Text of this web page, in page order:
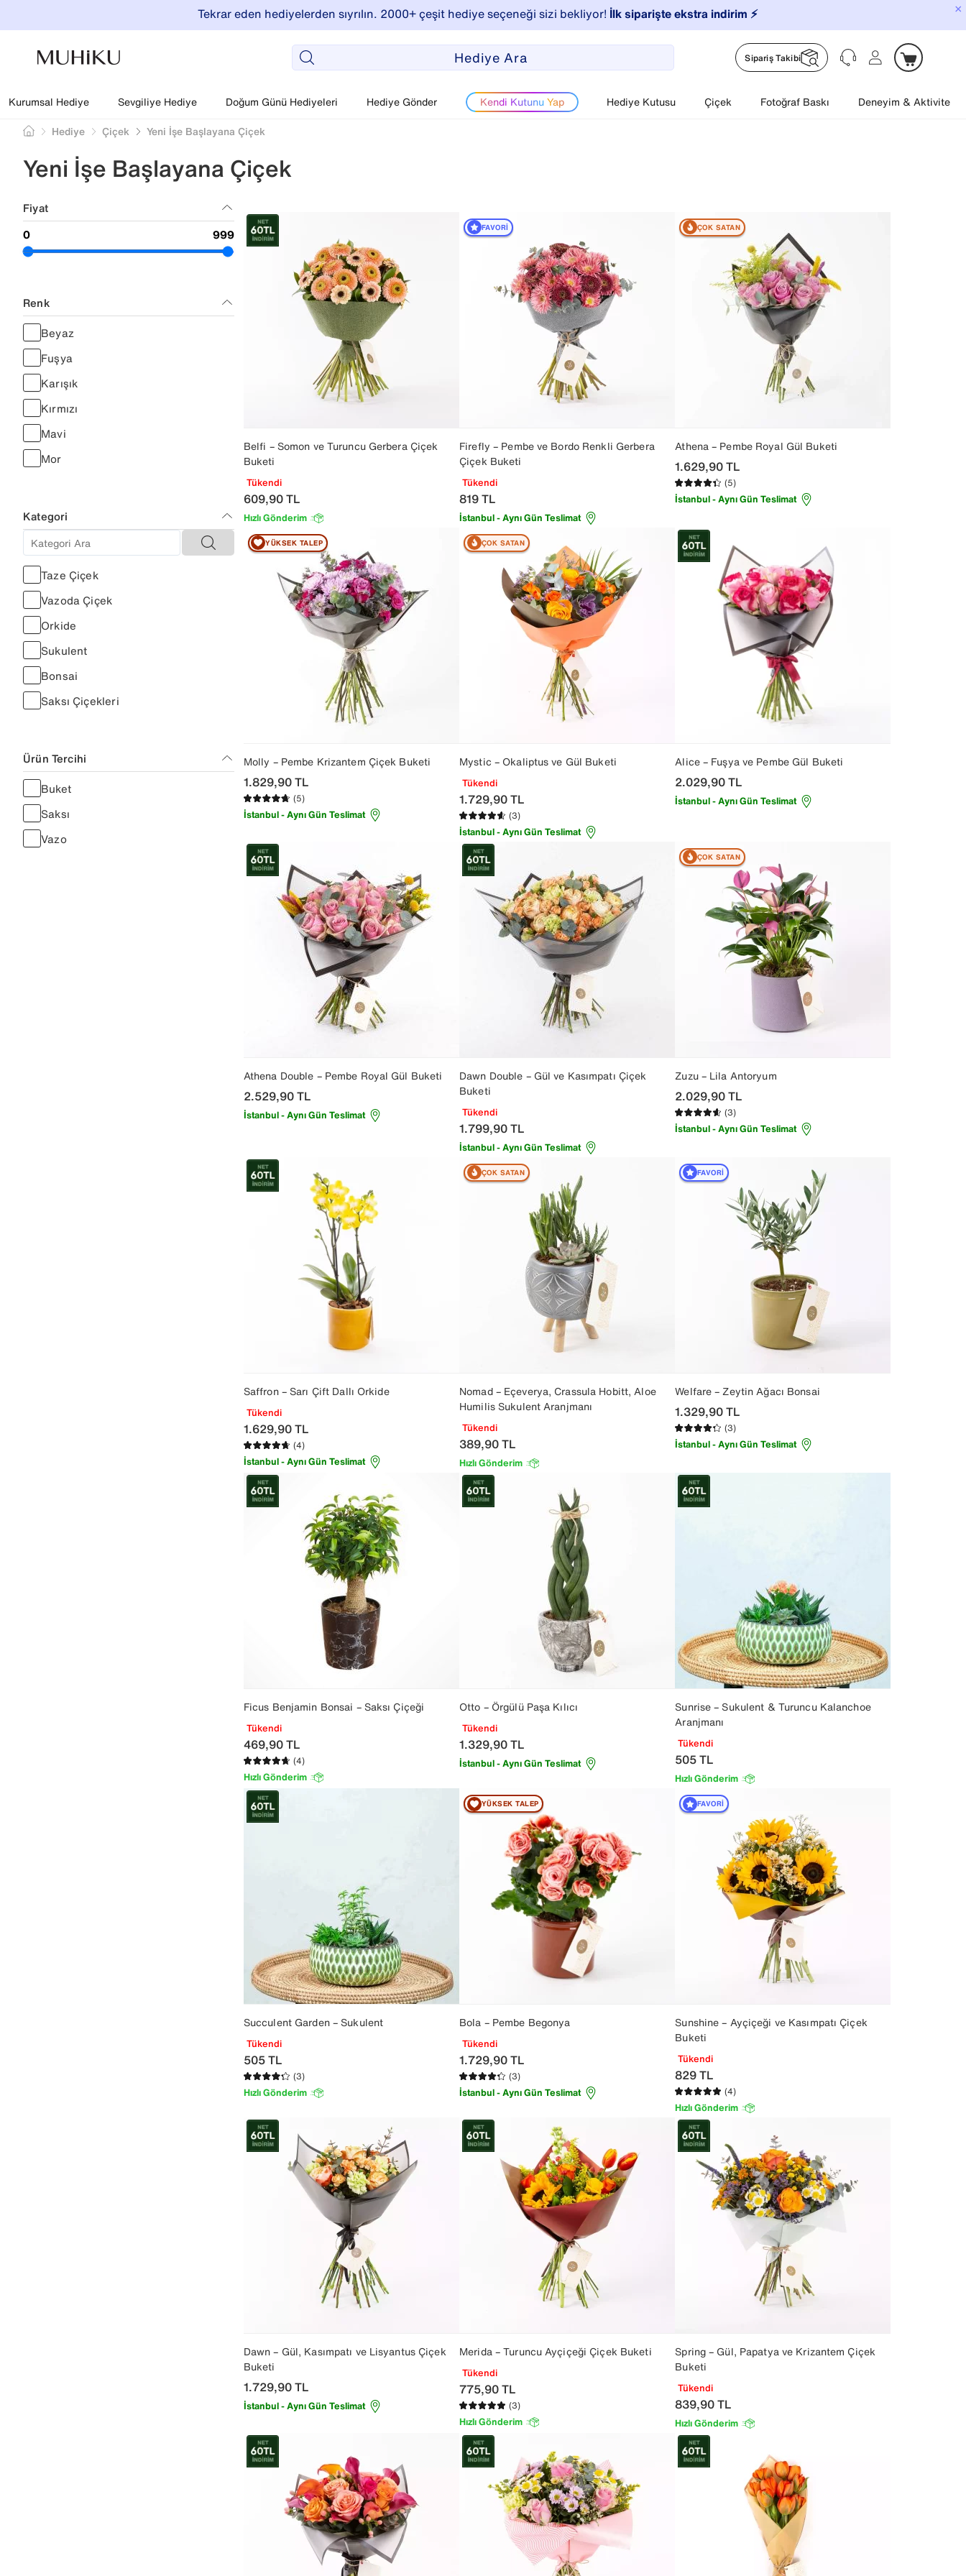
×
Tekrar eden hediyelerden sıyrılın. 2000+ çeşit hediye seçeneği sizi bekliyor! İlk siparişte ekstra indirim ⚡️
Sipariş Takibi
Kurumsal Hediye Sevgiliye Hediye Doğum Günü Hediyeleri Hediye Gönder Kendi Kutunu Yap Hediye Kutusu Çiçek Fotoğraf Baskı
Deneyim & Aktivite
Hediye
Çiçek Yeni İşe Başlayana Çiçek
Yeni İşe Başlayana Çiçek
Fiyat
Renk
Beyaz
Fuşya
Karışık
Kırmızı
Mavi
Mor
Turuncu
Yeşil
Bordo
Lila
Mercan
Somon
Kategori
Taze Çiçek
Vazoda Çiçek
Orkide
Sukulent
Bonsai
Saksı Çiçekleri
Ürün Tercihi
Buket
Saksı
Vazo
Belfi – Somon ve Turuncu Gerbera Çiçek
Buketi
Tükendi
609,90TL
Hızlı Gönderim
Firefly – Pembe ve Bordo Renkli Gerbera
Çiçek Buketi
Tükendi
819TL
İstanbul - Aynı Gün Teslimat
FAVORI
Athena – Pembe Royal Gül Buketi
1.629,90TL
(5)
İstanbul - Aynı Gün Teslimat
ÇOK SATAN
Molly – Pembe Krizantem Çiçek Buketi
1.829,90TL
(5)
YÜKSEK TALEP
İstanbul - Aynı Gün Teslimat
Mystic – Okaliptus ve Gül Buketi
Tükendi
1.729,90TL
(3)
İstanbul - Aynı Gün Teslimat
ÇOK SATAN
Alice – Fuşya ve Pembe Gül Buketi
2.029,90TL
İstanbul - Aynı Gün Teslimat
Athena Double – Pembe Royal Gül Buketi
2.529,90TL
İstanbul - Aynı Gün Teslimat
Dawn Double – Gül ve Kasımpatı Çiçek
Buketi
Tükendi
1.799,90TL
İstanbul - Aynı Gün Teslimat
Zuzu – Lila Antoryum
2.029,90TL
(3)
İstanbul - Aynı Gün Teslimat
ÇOK SATAN
Saffron – Sarı Çift Dallı Orkide
Tükendi
1.629,90TL
(4)
İstanbul - Aynı Gün Teslimat
Nomad – Eçeverya, Crassula Hobitt, Aloe
Humilis Sukulent Aranjmanı
Tükendi
389,90TL
ÇOK SATAN
Hızlı Gönderim
Welfare – Zeytin Ağacı Bonsai
1.329,90TL
(3)
İstanbul - Aynı Gün Teslimat
FAVORI
Ficus Benjamin Bonsai – Saksı Çiçeği
Tükendi
469,90TL
(4)
Hızlı Gönderim
Otto – Örgülü Paşa Kılıcı
Tükendi
1.329,90TL
İstanbul - Aynı Gün Teslimat
Sunrise – Sukulent & Turuncu Kalanchoe
Aranjmanı
Tükendi
505TL
Hızlı Gönderim
Succulent Garden – Sukulent
Tükendi
505TL
(3)
Hızlı Gönderim
Bola – Pembe Begonya
Tükendi
1.729,90TL
(3)
YÜKSEK TALEP
İstanbul - Aynı Gün Teslimat
Sunshine – Ayçiçeği ve Kasımpatı Çiçek
Buketi
Tükendi
829TL
(4)
FAVORI
Hızlı Gönderim
Dawn – Gül, Kasımpatı ve Lisyantus Çiçek
Buketi
1.729,90TL
İstanbul - Aynı Gün Teslimat
Merida – Turuncu Ayçiçeği Çiçek Buketi
Tükendi
775,90TL
(3)
Hızlı Gönderim
Spring – Gül, Papatya ve Krizantem Çiçek
Buketi
Tükendi
839,90TL
Hızlı Gönderim